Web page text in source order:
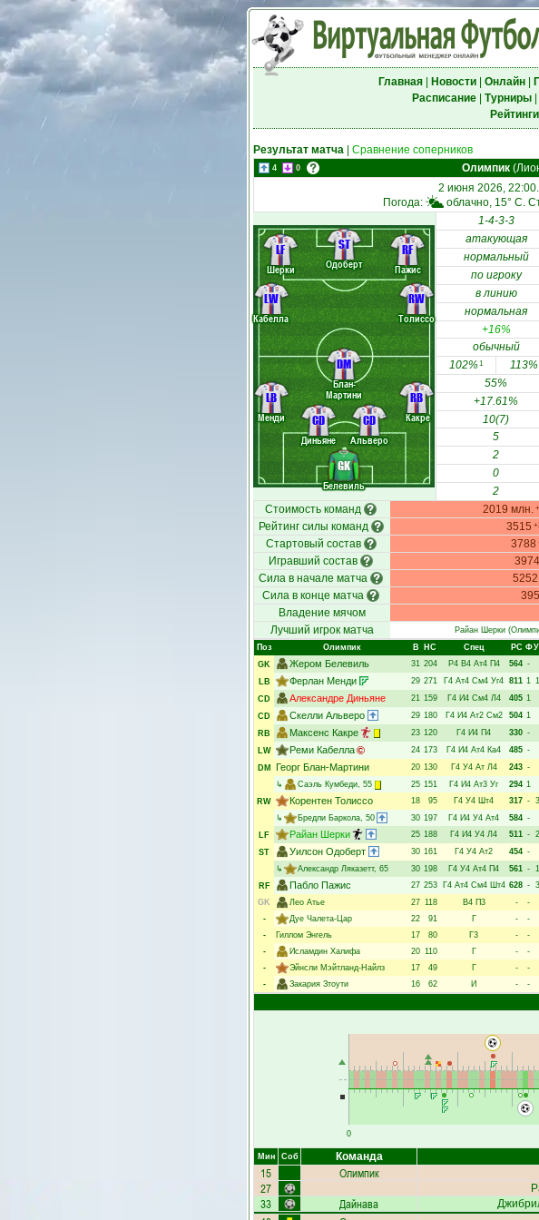
Главная| Новости| Онлайн|
Расписание| Турниры|
Рейтинги
Результат матча Сравнение соперников
4 0 Олимпик
2 июня 2026,
Погода:
облачно, 15° C.
Белевиль
Менди
Диньяне
Альверо
Какре
Кабелла
Блан-
Мартини
Толиссо
Шерки Одоберт Пажис
GK
LB
CD
CD
RB
LW
DM
RW
LF ST RF
1-4-3-3
атакующая
нормальный
по игроку
в линию
нормальная
+16%
обычный
102%1 113%
55%
+17.61%
10(7)
5
2
0
2
Стоимость команд
2019 млн.
Рейтинг силы команд
3515
Стартовый состав
3788
Игравший состав
3974
Сила в начале матча
5252
Сила в конце матча
Владение мячом
Лучший игрок матча
Райан Шерки
Поз
Олимпик В НC Спец РC Ф
GK
Жером Белевиль 31 204 Р4 В4 Ат4 П4 564 -
LB
Ферлан Менди 29 271 Г4 Ат4 См4 Уг4 811 1
CD
Александре Диньяне 21 159 Г4 И4 См4 Л4 405 1
CD
Скелли Альверо 29 180 Г4 И4 Ат2 См2 504 1
RB
Максенс Какре 23 120 Г4 И4 П4 330 -
LW
Реми Кабелла 24 173 Г4 И4 Ат4 Ка4 485 -
DM
Георг Блан-Мартини 20 130 Г4 У4 Ат Л4 243 -
↳
Саэль Кумбеди, 55 25 151 Г4 И4 Ат3 Уг 294 1
RW
Корентен Толиссо 18 95 Г4 У4 Шт4 317 -
↳
Бредли Баркола, 50 30 197 Г4 И4 У4 Ат4 584 -
LF
Райан Шерки 25 188 Г4 И4 У4 Л4 511 -
ST
Уилсон Одоберт 30 161 Г4 У4 Ат2 454 -
↳
Александр Ляказетт, 65 30 198 Г4 У4 Ат4 П4 561 -
RF
Пабло Пажис 27 253 Г4 Ат4 См4 Шт4 628 -
GK
Лео Атье 27 118 В4 П3 - -
-
Дуе Чалета-Цар 22 91 Г - -
-
Гиллом Энгель 17 80 Г3 - -
-
Исламдин Халифа 20 110 Г - -
-
Эйнсли Мэйтланд-Найлз 17 49 Г - -
-
Закария Зтоути 16 62 И - -
0
Мин Соб Команда
15 Олимпик
27
33 Дайнава